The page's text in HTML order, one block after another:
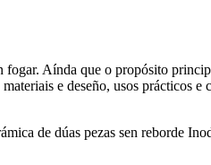
Aínda que o propósito
e deseño, usos prácticos e